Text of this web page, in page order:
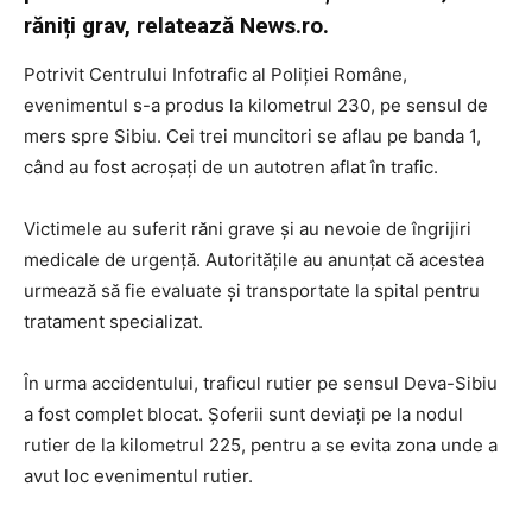
răniți grav, relatează News.ro.
Potrivit Centrului Infotrafic al Poliției Române,
evenimentul s-a produs la kilometrul 230, pe sensul de
mers spre Sibiu. Cei trei muncitori se aflau pe banda 1,
când au fost acroșați de un autotren aflat în trafic.
Victimele au suferit răni grave și au nevoie de îngrijiri
medicale de urgență. Autoritățile au anunțat că acestea
urmează să fie evaluate și transportate la spital pentru
tratament specializat.
În urma accidentului, traficul rutier pe sensul Deva-Sibiu
a fost complet blocat. Șoferii sunt deviați pe la nodul
rutier de la kilometrul 225, pentru a se evita zona unde a
avut loc evenimentul rutier.